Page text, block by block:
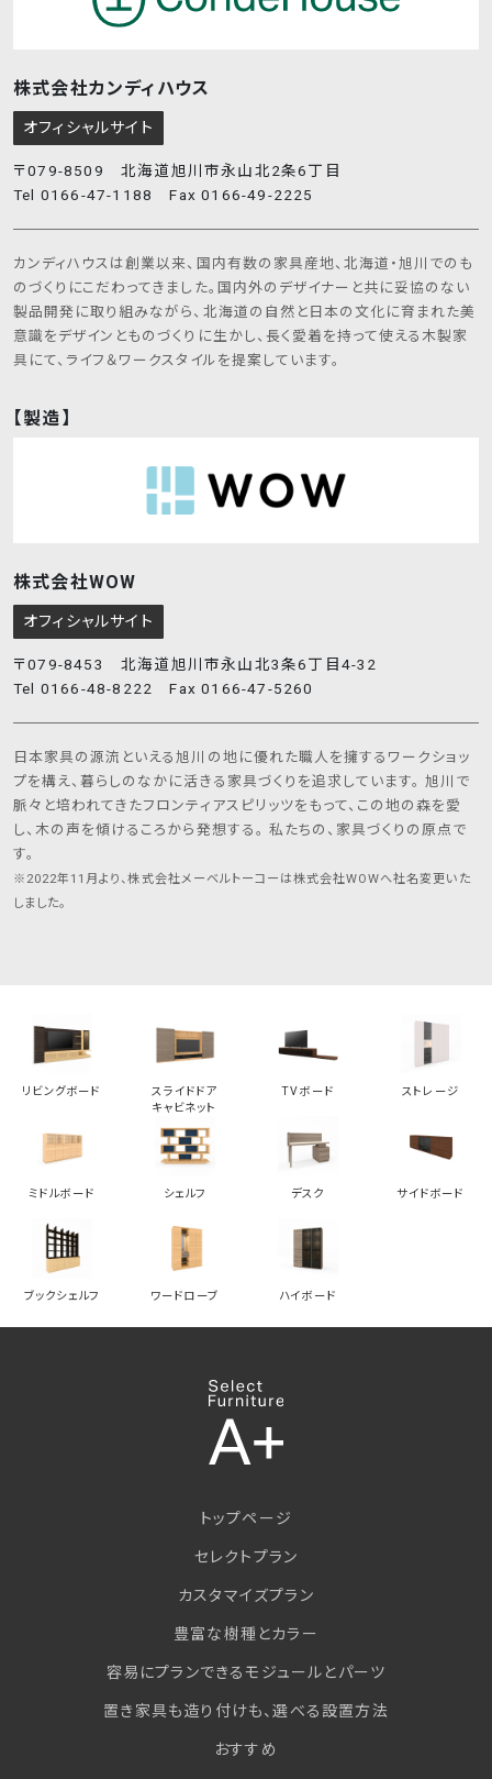
お客様からのお問い合わせにお答えするため
サービス等の資料送付のため
3.
お客様からお申し込みいただいた商品・各種
4.
お客様に対し、当社および当社の関連グルー
報提供を希望されないお客様につきましては、
そのお申し出により情報提供を中止いたしま
す。）
5.
その他、何らかの理由でお客様へ連絡する必
要が生じたときのため
【当社および関連会社での共同利用について】
いた個人情報を、共同で利用させていただく場合があり
イレクトメール等でお客様にご提供させていただく場合が
ありますが、このような情報提供を希望されないお客様
につきましては、そのお申し出により情報提供を中止いた
します。
4．個人情報の提供・開示について
せん。
1. ご本人の同意がある場合
2.
法的な命令等により個人情報の開示が求めら
本人または代理人であることを確認させていただいたう
えで、合理的な範囲で速やかに対応いたします。
6．セキュリティ
当サイトは、個人情報の正確性及び安全確保のために、
セキュリティ対策を徹底し、個人情報の漏洩、改ざん、不
ルの安全対策を実施します。
んされたりすることを防ぐために、SSLによる暗号化を使
用しております。
利用者はCookie（クッキー）を無効にすることで収集を拒
否することができますので、お使いのブラウザの設定をご
確認ください。ただし、Cookie（クッキー）を拒否した場
合、当サイトのいくつかのサービス・機能が正しく動作し
当サイトでは、サイトの分析と改善のためにGoogleが提
このサービスは、トラフィックデータの収集のために
は匿名で収集されており、個人を特定するものではあり
9．広告配信
当サイトは、第三者配信の広告サービス「Google アドセ
株式会社カンディハウス
オフィシャルサイト
〒079-8509 北海道旭川市永山北2条6丁目
Tel 0166-47-1188 Fax 0166-49-2225
カンディハウスは創業以来、国内有数の家具産地、北海道・旭川でのも
のづくりにこだわってきました。国内外のデザイナーと共に妥協のない
製品開発に取り組みながら、北海道の自然と日本の文化に育まれた美
意識をデザインとものづくりに生かし、長く愛着を持って使える木製家
具にて、ライフ＆ワークスタイルを提案しています。
【製造】
株式会社WOW
オフィシャルサイト
〒079-8453 北海道旭川市永山北3条6丁目4-32
Tel 0166-48-8222 Fax 0166-47-5260
日本家具の源流といえる旭川の地に優れた職人を擁するワークショッ
プを構え、暮らしのなかに活きる家具づくりを追求しています。 旭川で
脈々と培われてきたフロンティアスピリッツをもって、この地の森を愛
し、木の声を傾けるころから発想する。 私たちの、家具づくりの原点で
す。
※2022年11月より、株式会社メーベルトーコーは株式会社WOWへ社名変更いた
しました。
リビングボード
スライドドア
キャビネット
TVボード ストレージ
ミドルボード シェルフ デスク サイドボード
ブックシェルフ ワードローブ ハイボード
トップページ
セレクトプラン
カスタマイズプラン
豊富な樹種とカラー
容易にプランできるモジュールとパーツ
置き家具も造り付けも、選べる設置方法
おすすめ